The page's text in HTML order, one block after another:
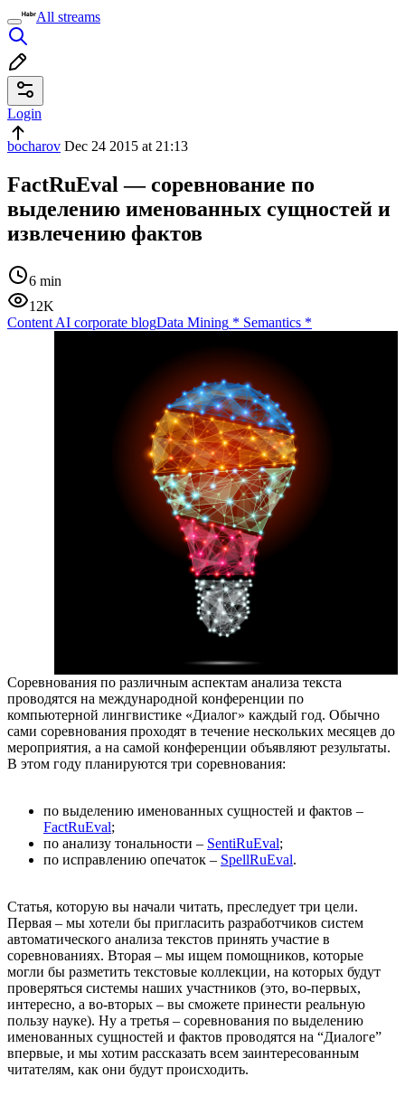
All streams
Login
bocharov Dec 24 2015 at 21:13
FactRuEval — соревнование по
выделению именованных сущностей и
извлечению фактов
6 min
12K
Content AI corporate blogData Mining * Semantics *
Соревнования по различным аспектам анализа текста
проводятся на международной конференции по
компьютерной лингвистике «Диалог» каждый год. Обычно
сами соревнования проходят в течение нескольких месяцев до
мероприятия, а на самой конференции объявляют результаты.
В этом году планируются три соревнования:
по выделению именованных сущностей и фактов –
FactRuEval;
по анализу тональности – SentiRuEval;
по исправлению опечаток – SpellRuEval.
Статья, которую вы начали читать, преследует три цели.
Первая – мы хотели бы пригласить разработчиков систем
автоматического анализа текстов принять участие в
соревнованиях. Вторая – мы ищем помощников, которые
могли бы разметить текстовые коллекции, на которых будут
проверяться системы наших участников (это, во-первых,
интересно, а во-вторых – вы сможете принести реальную
пользу науке). Ну а третья – соревнования по выделению
именованных сущностей и фактов проводятся на “Диалоге”
впервые, и мы хотим рассказать всем заинтересованным
читателям, как они будут происходить.